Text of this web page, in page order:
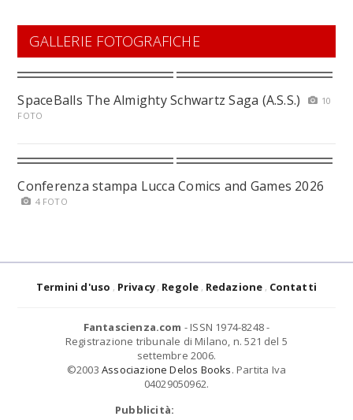
GALLERIE FOTOGRAFICHE
SpaceBalls The Almighty Schwartz Saga (A.S.S.)
10
FOTO
Conferenza stampa Lucca Comics and Games 2026
4 FOTO
Termini d'uso Privacy Regole Redazione Contatti
Fantascienza.com - ISSN 1974-8248 -
Registrazione tribunale di Milano, n. 521 del 5
settembre 2006.
©2003 Associazione Delos Books. Partita Iva
04029050962.
Pubblicità: